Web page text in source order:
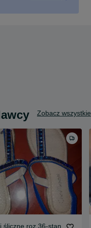
Zobacz wszystkie
śliczne roz.36-stan